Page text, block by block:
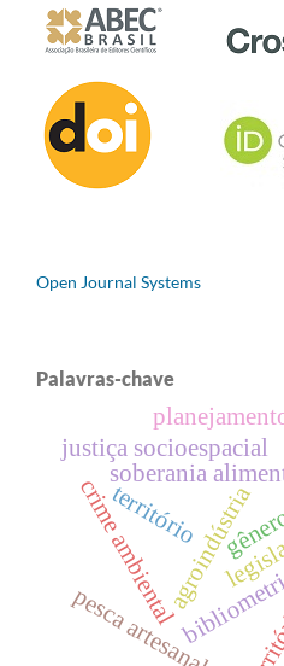
Open Journal Systems
Palavras-chave
agroindústria
soberania
crime ambiental
território
pesca artesanal
justiça socioespacial